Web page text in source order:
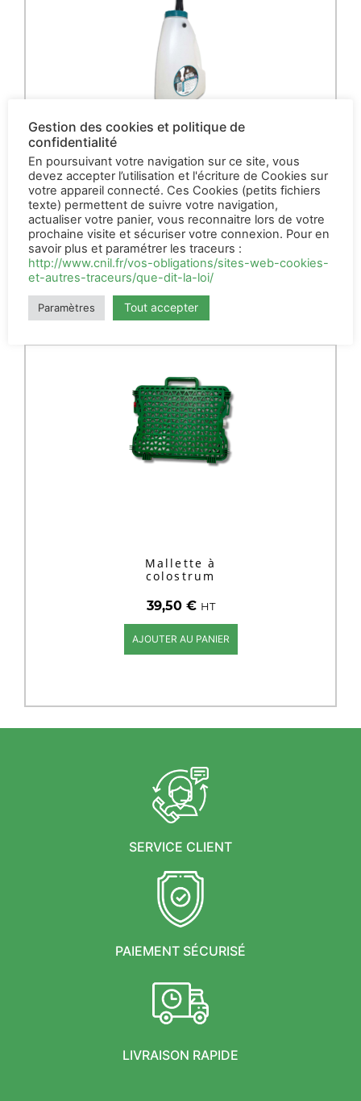
Trusti Tuber biberon et
tétine
41,50€ HT
AJOUTER AU PANIER
Mallette à
colostrum
39,50 € HT
AJOUTER AU PANIER
SERVICE CLIENT
PAIEMENT SÉCURISÉ
LIVRAISON RAPIDE
Gestion des cookies et politique de
confidentialité
En poursuivant votre navigation sur ce site, vous
devez accepter l’utilisation et l'écriture de Cookies sur
votre appareil connecté. Ces Cookies (petits fichiers
texte) permettent de suivre votre navigation,
actualiser votre panier, vous reconnaitre lors de votre
prochaine visite et sécuriser votre connexion. Pour en
savoir plus et paramétrer les traceurs :
http://www.cnil.fr/vos-obligations/sites-web-cookies-
et-autres-traceurs/que-dit-la-loi/
Paramètres Tout accepter